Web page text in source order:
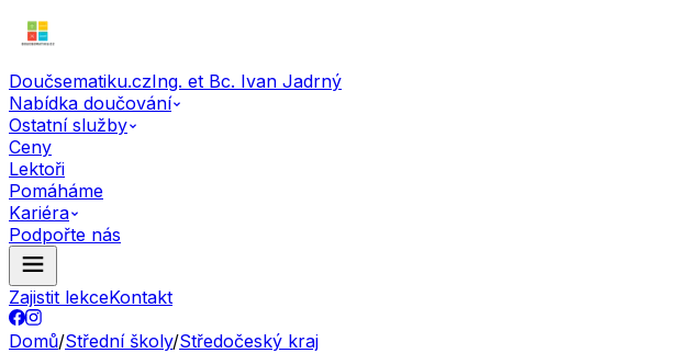
Doučsematiku.czIng. et Bc. Ivan Jadrný
Nabídka doučování
Ostatní služby
Ceny
Lektoři
Pomáháme
Kariéra
Podpořte nás
Zajistit lekceKontakt
Domů/Střední školy/Středočeský kraj